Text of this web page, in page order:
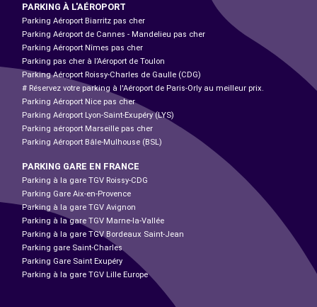
PARKING À L'AÉROPORT
Parking Aéroport Biarritz pas cher
Parking Aéroport de Cannes - Mandelieu pas cher
Parking Aéroport Nîmes pas cher
Parking pas cher à l’Aéroport de Toulon
Parking Aéroport Roissy-Charles de Gaulle (CDG)
# Réservez votre parking à l'Aéroport de Paris-Orly au meilleur prix.
Parking Aéroport Nice pas cher
Parking Aéroport Lyon-Saint-Exupéry (LYS)
Parking aéroport Marseille pas cher
Parking Aéroport Bâle-Mulhouse (BSL)
PARKING GARE EN FRANCE
Parking à la gare TGV Roissy-CDG
Parking Gare Aix-en-Provence
Parking à la gare TGV Avignon
Parking à la gare TGV Marne-la-Vallée
Parking à la gare TGV Bordeaux Saint-Jean
Parking gare Saint-Charles
Parking Gare Saint Exupéry
Parking à la gare TGV Lille Europe